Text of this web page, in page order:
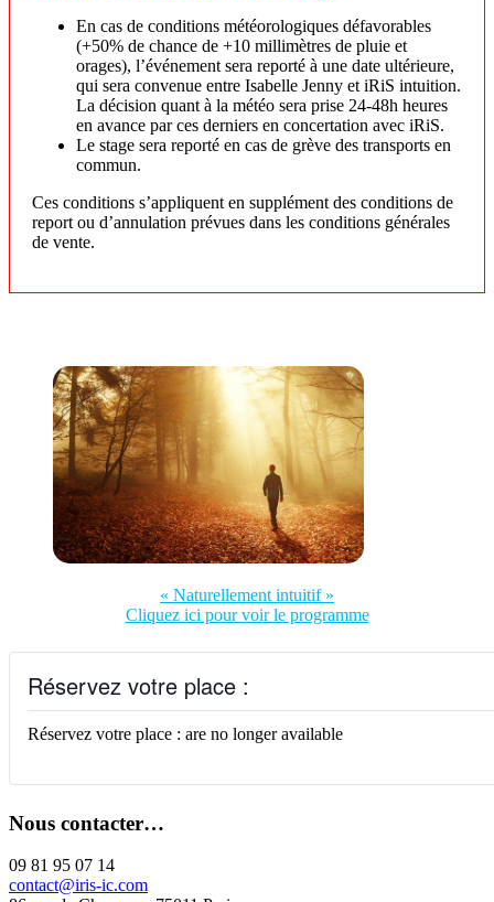
En cas de conditions météorologiques défavorables
(+50% de chance de +10 millimètres de pluie et
orages), l’événement sera reporté à une date ultérieure,
qui sera convenue entre Isabelle Jenny et iRiS intuition.
La décision quant à la météo sera prise 24-48h heures
en avance par ces derniers en concertation avec iRiS.
Le stage sera reporté en cas de grève des transports en
commun.
Ces conditions s’appliquent en supplément des conditions de
report ou d’annulation prévues dans les conditions générales
de vente.
« Naturellement intuitif »
Cliquez ici pour voir le programme
Réservez votre place :
Réservez votre place : are no longer available
Nous contacter…
09 81 95 07 14
contact@iris-ic.com